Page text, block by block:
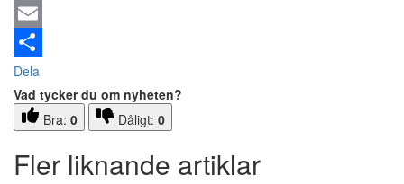
Email
Dela
Vad tycker du om nyheten?
Bra: 0 Dåligt: 0
Fler liknande artiklar